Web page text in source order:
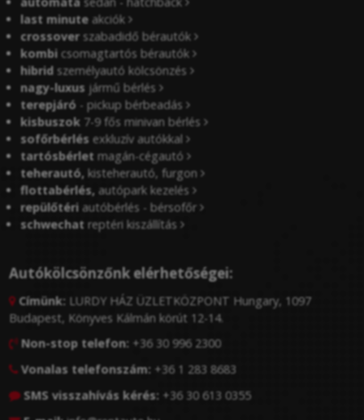
last minute akciók
crossover szabadidő bérautók
kombi csomagtartós bérautók
hibrid személyautó kölcsönzés
nagy-luxus jármű bérlés
terepjáró - pickup bérbeadás
kisbuszok 7-9 fős minivan bérlés
sofőrbérlés exkluzív autókkal
tartósbérlet magán-cégautó
teherautó, kisteherautó, furgon
flottabérlés, autópark kezelés
repülőtéri autóbérlés - bérsofőr
schwechat reptéri kiszállítás
Autókölcsönzőnk elérhetőségei:
 Címünk: LURDY HÁZ ÜZLETKÖZPONT Hungary, 1097
Budapest, Könyves Kálmán körút 12-14.
 Non-stop telefon: +36 30 996 2300
 Vonalas telefonszám: +36 1 283 8683
 SMS visszahívás kérés: +36 30 613 0355